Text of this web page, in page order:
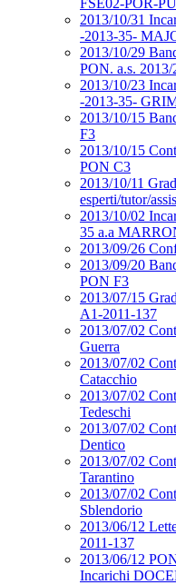
FSE02-POR-
2013/10/31
-2013-35-
2013/10/29
PON. a.s. 2013/
2013/10/23
-2013-35-
2013/10/15
F3
2013/10/15
PON C3
2013/10/11
esperti/tutor/
2013/10/02
35 a.a
2013/09/26
2013/09/20
PON F3
2013/07/15
A1-2011-137
2013/07/02
Guerra
2013/07/02
Catacchio
2013/07/02
Tedeschi
2013/07/02
Dentico
2013/07/02
Tarantino
2013/07/02
Sblendorio
2013/06/12
2011-137
2013/06/12
Incarichi